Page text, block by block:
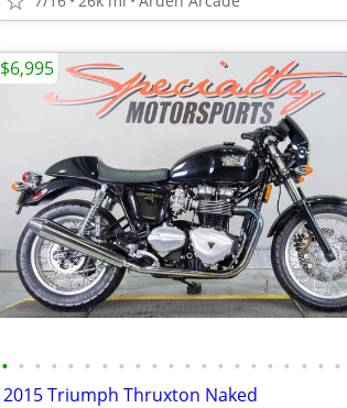
• • • • • • • • • • • • • • • • • • • • •
2015 Triumph Thruxton Naked
$6,995